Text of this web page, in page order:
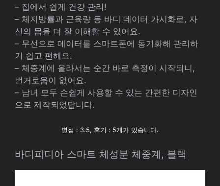
– 집에서 쉽게 건강 관리!
– 체지방률과 근육량 등 바디 데이터 가시화로, 자
신의 몸을 더 잘 이해할 수 있어요.
– 무선으로 데이터를 스마트폰에 동기화해 관리하
기 쉽고 편해요.
– 체중계에 올라서는 순간 바로 측정이 시작되니,
번거로움이 없어요.
– 남녀 모두 손쉽게 사용할 수 있는 간편한 디자인
으로 제작되었답니다.
별점 : 3.5, 후기 : 5개가 있습니다.
바디피디아 스마트 체성분 체중계, 블랙